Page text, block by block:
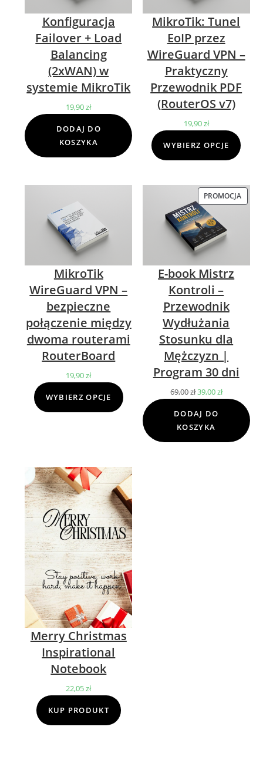
Konfiguracja
Failover + Load
Balancing
(2xWAN) w
systemie MikroTik
19,90zł
DODAJ DO
KOSZYKA
MikroTik: Tunel
EoIP przez
WireGuard VPN –
Praktyczny
Przewodnik PDF
(RouterOS v7)
19,90zł
WYBIERZ OPCJE
MikroTik
WireGuard VPN –
bezpieczne
połączenie między
dwoma routerami
RouterBoard
19,90zł
WYBIERZ OPCJE
PROMOCJA
E-book Mistrz
Kontroli –
Przewodnik
Wydłużania
Stosunku dla
Mężczyzn |
Program 30 dni
69,00złPierwotna
wynosiła:
39,00złAktualna
cena
wynosi:
39,00 zł.
DODAJ DO
KOSZYKA
Merry Christmas
Inspirational
Notebook
22,05zł
KUP PRODUKT